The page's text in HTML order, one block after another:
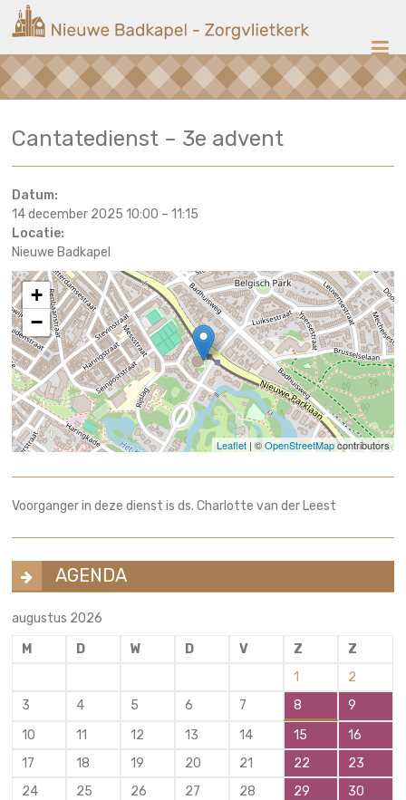
naar
inhoud
Nieuwe
Badkapel
op
Cantatedienst – 3e advent
Datum:
14 december 2025 10:00 –11:15
Locatie:
Nieuwe Badkapel
+
−
Leaflet| ©OpenStreetMapcontributors
Voorganger in deze dienst is ds. Charlotte van der Leest
AGENDA
augustus 2026
M
D W D V Z
Z
1
2
3
4 5 6 7 8
9
10
11 12 13 14 15
16
17
18 19 20 21 22
23
24
25 26 27 28 29
30